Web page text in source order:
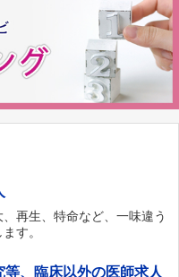
再生、特命など、一味違う
す。
、臨床以外の医師求人